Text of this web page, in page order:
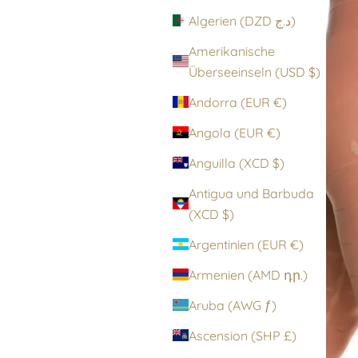
Algerien (DZD د.ج)
Amerikanische
Überseeinseln (USD $)
Andorra (EUR €)
Angola (EUR €)
Anguilla (XCD $)
Antigua und Barbuda
(XCD $)
Argentinien (EUR €)
Armenien (AMD դր.)
Aruba (AWG ƒ)
Ascension (SHP £)